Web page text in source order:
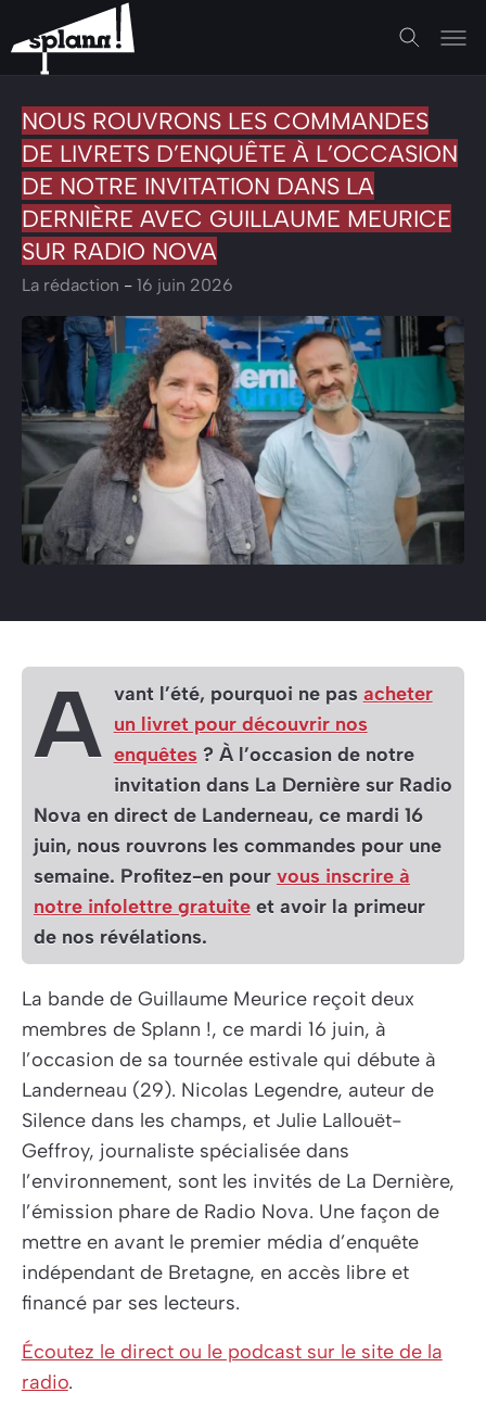
NOUS ROUVRONS LES COMMANDES
DE LIVRETS D’ENQUÊTE À L’OCCASION
DE NOTRE INVITATION DANS LA
DERNIÈRE AVEC GUILLAUME MEURICE
SUR RADIO NOVA
La rédaction - 16 juin 2026
A vant l’été, pourquoi ne pas acheter
un livret pour découvrir nos
enquêtes? À l’occasion de notre
invitation dans La Dernière sur Radio
Nova en direct de Landerneau, ce mardi 16
juin, nous rouvrons les commandes pour une
semaine. Profitez-en pour vous inscrire à
notre infolettre gratuiteet avoir la primeur
de nos révélations.
La bande de Guillaume Meurice reçoit deux
membres de Splann !, ce mardi 16 juin, à
l’occasion de sa tournée estivale qui débute à
Landerneau (29). Nicolas Legendre, auteur de
Silence dans les champs, et Julie Lallouët-
Geffroy, journaliste spécialisée dans
l’environnement, sont les invités de La Dernière,
l’émission phare de Radio Nova. Une façon de
mettre en avant le premier média d’enquête
indépendant de Bretagne, en accès libre et
financé par ses lecteurs.
Écoutez le direct ou le podcast sur le site de la
radio.